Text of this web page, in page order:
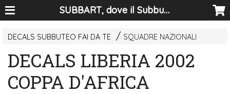
SUBBART, dove il Subbuteo diventa arte
DECALS SUBBUTEO FAI DA TE SQUADRE NAZIONALI
DECALS LIBERIA 2002
COPPA D'AFRICA